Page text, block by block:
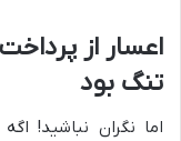
اعسار از
تنگ بود
اما نگران نباشید!